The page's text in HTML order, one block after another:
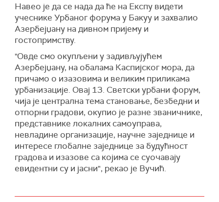
Навео је да се нада да ће на Експу видети
учеснике Урбаног форума у Бакуу и захвалио
Азербејџану на дивном пријему и
гостопримству.
"Овде смо окупљени у задивљујућем
Азербејџану, на обалама Каспијског мора, да
причамо о изазовима и великим приликама
урбанизације. Овај 13. Светски урбани форум,
чија је централна тема становање, безбедни и
отпорни градови, окупио је разне званичнике,
представнике локалних самоуправа,
невладине организације, научне заједнице и
интересе глобалне заједнице за будућност
градова и изазове са којима се суочавају
евидентни су и јасни", рекао је Вучић.